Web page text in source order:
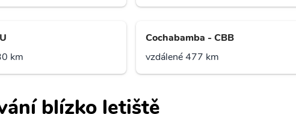
km
Cochabamba - CBB
vzdálené 477 km
blízko letiště